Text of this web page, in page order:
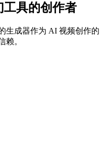
工具的创作者
生成器作为 AI 视频创作的
赖。